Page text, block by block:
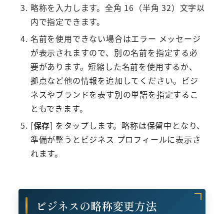
略称を入力します。全角 16（半角 32）文字以
内で指定できます。
名前を使用できない場合はエラー メッセージ
が表示されますので、別の名前を指定する必
要があります。短縮した名前を使用するか、
拠点など他の情報を追加してください。ビジ
ネスやブランドを表す別の単語を指定するこ
ともできます。
[保存] をタップします。略称は保留中となり、
準備が整うとビジネス プロフィールに表示さ
れます。
ビジネスの略称変更方法